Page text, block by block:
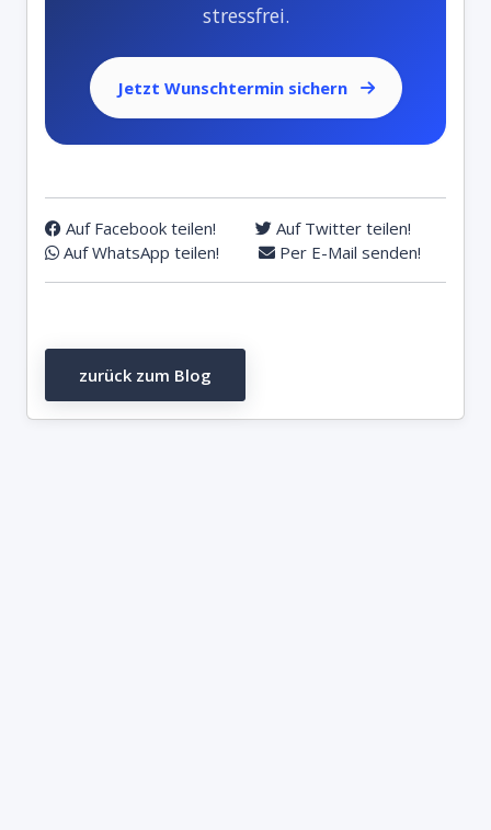
stressfrei.
Jetzt Wunschtermin sichern
Auf Facebook teilen!
Auf Twitter teilen!
Auf WhatsApp teilen!
Per E-Mail senden!
zurück zum Blog